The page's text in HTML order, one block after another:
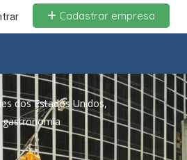
Cadastrar empresa
dos Estados Unidos,
gastronomia